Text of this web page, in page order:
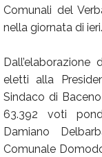
Comunali del
nella giornata di ieri.
eletti alla
Sindaco di
63.392 voti
Damiano
Comunale